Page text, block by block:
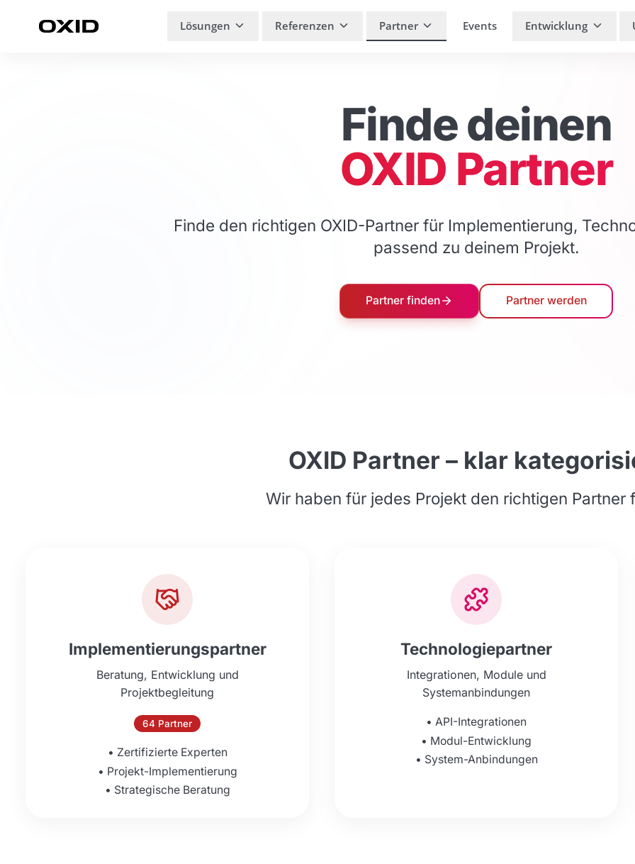
Lösungen
Referenzen Partner Events Entwicklung
Finde deinen
OXID Partner
Finde den richtigen OXID-Partner für Implementierung,
passend zu deinem Projekt.
Partner finden Partner werden
OXID Partner – klar
Wir haben für jedes Projekt den richtigen Partner
Implementierungspartner
Beratung, Entwicklung und
Projektbegleitung
64 Partner
• Zertifizierte Experten
• Projekt-Implementierung
• Strategische Beratung
Technologiepartner
Integrationen, Module und
Systemanbindungen
• API-Integrationen
• Modul-Entwicklung
• System-Anbindungen